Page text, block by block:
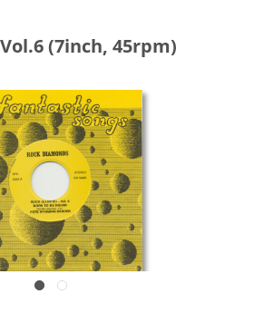
(7inch, 45rpm)